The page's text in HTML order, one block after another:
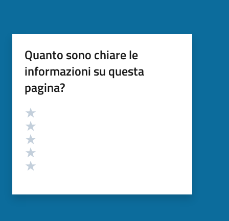
Quanto sono chiare le
informazioni su questa
pagina?
Valutazione